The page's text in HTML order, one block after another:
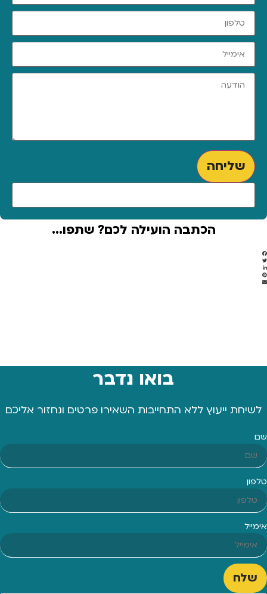
שליחה
הכתבה הועילה לכם? שתפו...
בואו נדבר
לשיחת ייעוץ ללא התחייבות השאירו פרטים ונחזור אליכם
שם
טלפון
אימייל
שלח